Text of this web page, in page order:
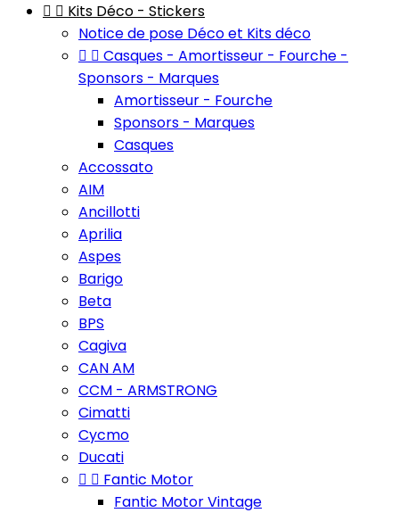
  Kits Déco - Stickers
Notice de pose Déco et Kits déco
  Casques - Amortisseur - Fourche -
Sponsors - Marques
Amortisseur - Fourche
Sponsors - Marques
Casques
Accossato
AIM
Ancillotti
Aprilia
Aspes
Barigo
Beta
BPS
Cagiva
CAN AM
CCM - ARMSTRONG
Cimatti
Cycmo
Ducati
  Fantic Motor
Fantic Motor Vintage